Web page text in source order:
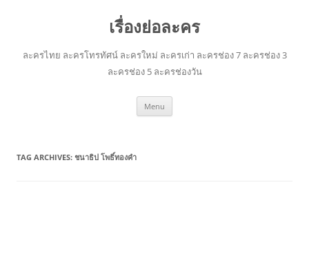
เรื่องย่อละคร
ละครไทย ละครโทรทัศน์ ละครใหม่ ละครเก่า ละครช่อง 7 ละครช่อง 3
ละครช่อง 5 ละครช่องวัน
Menu
TAG ARCHIVES: ชนาธิป โพธิ์ทองคำ